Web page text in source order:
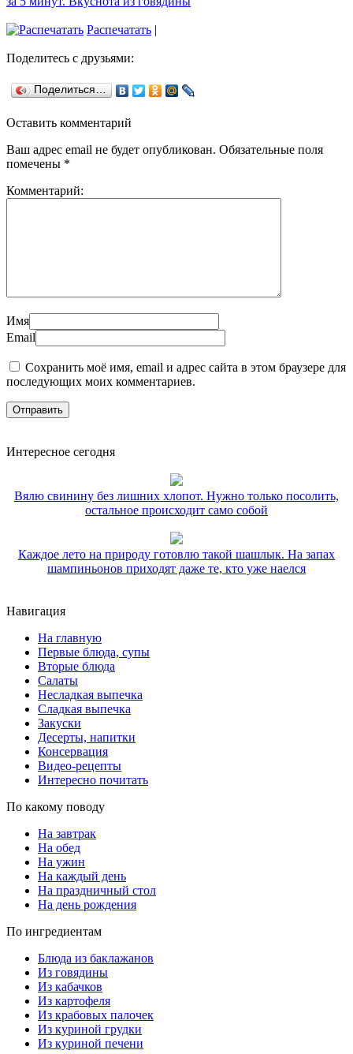
Распечатать |
Поделитесь с друзьями:
Поделиться…
Оставить комментарий
Ваш адрес email не будет опубликован. Обязательные поля
помечены *
Комментарий:
Имя
Email
Сохранить моё имя, email и адрес сайта в этом браузере для
последующих моих комментариев.
Интересное сегодня
Вялю свинину без лишних хлопот. Нужно только посолить,
остальное происходит само собой
Каждое лето на природу готовлю такой шашлык. На запах
шампиньонов приходят даже те, кто уже наелся
Навигация
На главную
Первые блюда, супы
Вторые блюда
Салаты
Несладкая выпечка
Сладкая выпечка
Закуски
Десерты, напитки
Консервация
Видео-рецепты
Интересно почитать
По какому поводу
На завтрак
На обед
На ужин
На каждый день
На праздничный стол
На день рождения
По ингредиентам
Блюда из баклажанов
Из говядины
Из кабачков
Из картофеля
Из крабовых палочек
Из куриной грудки
Из куриной печени